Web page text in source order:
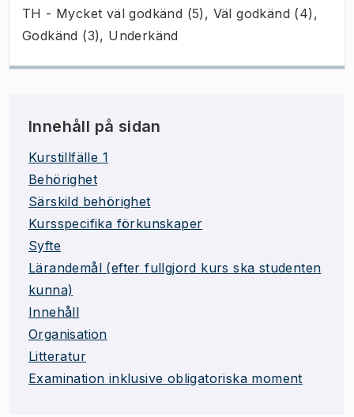
TH - Mycket väl godkänd (5), Väl godkänd (4),
Godkänd (3), Underkänd
Innehåll på sidan
Kurstillfälle 1
Behörighet
Särskild behörighet
Kursspecifika förkunskaper
Syfte
Lärandemål (efter fullgjord kurs ska studenten
kunna)
Innehåll
Organisation
Litteratur
Examination inklusive obligatoriska moment